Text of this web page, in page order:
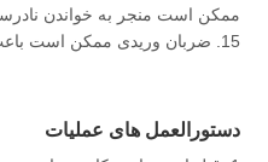
ممکن است منجر به خواندن
15. ضربان وریدی ممکن است باعث خواندن نادرست شود.
دستورالعمل های عملیات